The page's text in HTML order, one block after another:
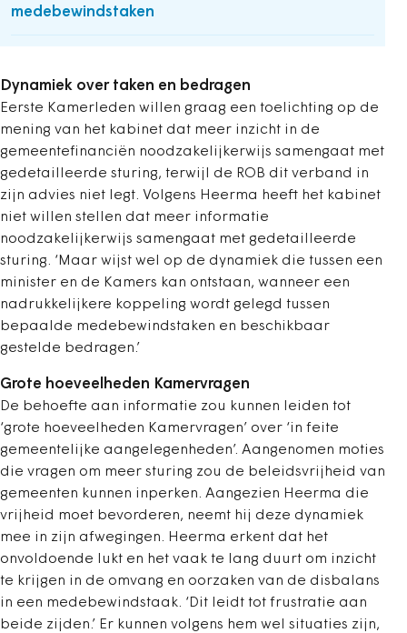
medebewindstaken
Dynamiek over taken en bedragen
Eerste Kamerleden willen graag een toelichting op de
mening van het kabinet dat meer inzicht in de
gemeentefinanciën noodzakelijkerwijs samengaat met
gedetailleerde sturing, terwijl de ROB dit verband in
zijn advies niet legt. Volgens Heerma heeft het kabinet
niet willen stellen dat meer informatie
noodzakelijkerwijs samengaat met gedetailleerde
sturing. ‘Maar wijst wel op de dynamiek die tussen een
minister en de Kamers kan ontstaan, wanneer een
nadrukkelijkere koppeling wordt gelegd tussen
bepaalde medebewindstaken en beschikbaar
gestelde bedragen.’
Grote hoeveelheden Kamervragen
De behoefte aan informatie zou kunnen leiden tot
‘grote hoeveelheden Kamervragen’ over ‘in feite
gemeentelijke aangelegenheden’. Aangenomen moties
die vragen om meer sturing zou de beleidsvrijheid van
gemeenten kunnen inperken. Aangezien Heerma die
vrijheid moet bevorderen, neemt hij deze dynamiek
mee in zijn afwegingen. Heerma erkent dat het
onvoldoende lukt en het vaak te lang duurt om inzicht
te krijgen in de omvang en oorzaken van de disbalans
in een medebewindstaak. ‘Dit leidt tot frustratie aan
beide zijden.’ Er kunnen volgens hem wel situaties zijn,